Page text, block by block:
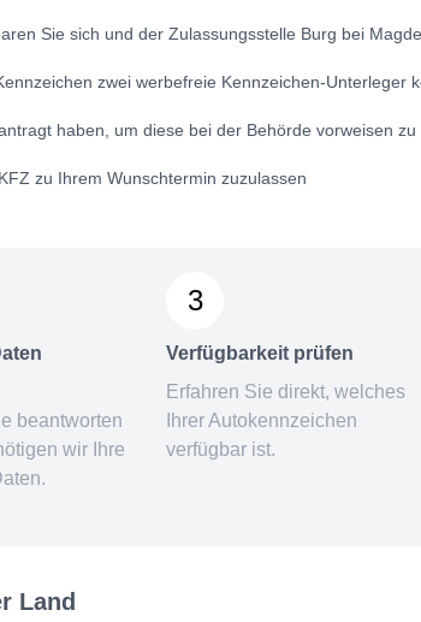
Sie sich und der Zulassungsstelle Burg bei
zwei werbefreie Kennzeichen-Unterleger
haben, um diese bei der Behörde vorweisen zu
zu Ihrem Wunschtermin zuzulassen
beantworten
wir Ihre
3
Verfügbarkeit prüfen
Erfahren Sie direkt, welches
Ihrer Autokennzeichen
verfügbar ist.
Land